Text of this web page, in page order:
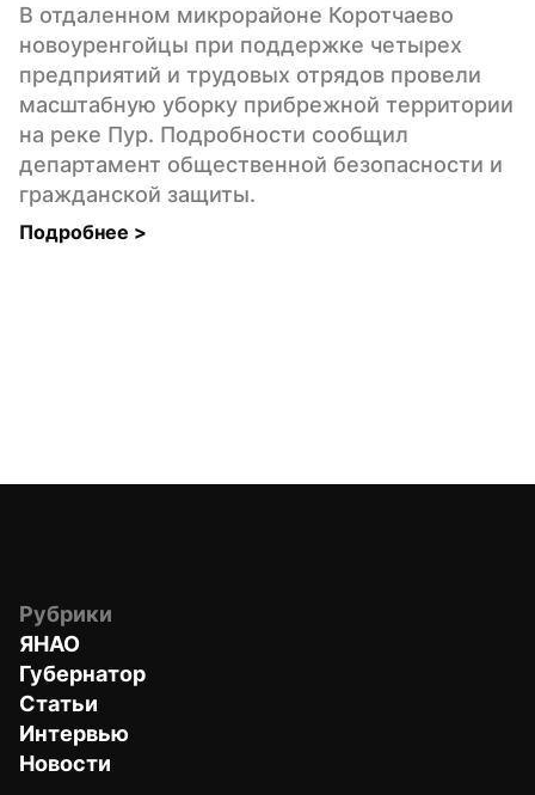
В отдаленном микрорайоне Коротчаево
новоуренгойцы при поддержке четырех
предприятий и трудовых отрядов провели
масштабную уборку прибрежной территории
на реке Пур. Подробности сообщил
департамент общественной безопасности и
гражданской защиты.
Подробнее >
Рубрики
ЯНАО
Губернатор
Статьи
Интервью
Новости